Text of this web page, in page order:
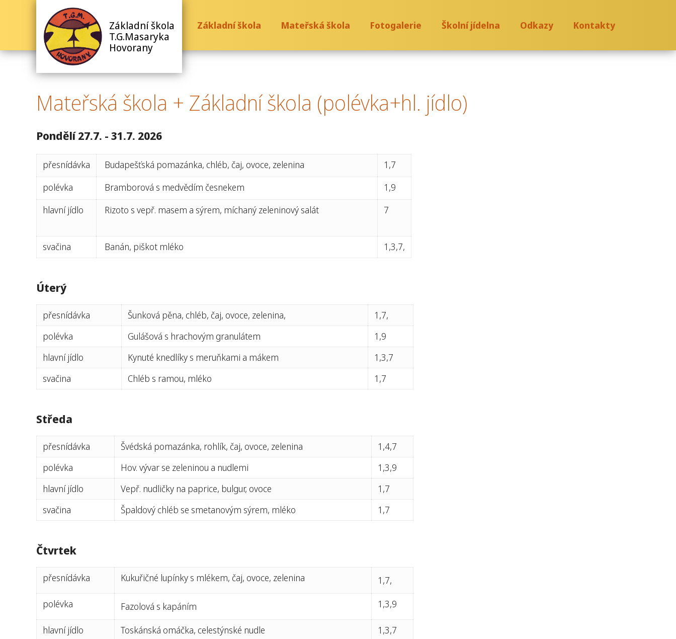
Základní škola
T.G.Masaryka
Hovorany
Základní škola Mateřská škola Fotogalerie Školní jídelna Odkazy Kontakty
Mateřská škola + Základní škola (polévka+hl. jídlo)
Pondělí 27.7. - 31.7. 2026
přesnídávka Budapešťská pomazánka, chléb, čaj, ovoce, zelenina
1,7
polévka
Bramborová s medvědím česnekem
1,9
hlavní jídlo
Rizoto s vepř. masem a sýrem, míchaný zeleninový salát 7
svačina Banán, piškot mléko 1,3,7,
Úterý
přesnídávka Šunková pěna, chléb, čaj, ovoce, zelenina,
1,7,
polévka
Gulášová s hrachovým granulátem
1,9
hlavní jídlo
Kynuté knedlíky s meruňkami a mákem
1,3,7
svačina
Chléb s ramou, mléko 1,7
Středa
přesnídávka Švédská pomazánka, rohlík, čaj, ovoce, zelenina
1,4,7
polévka
Hov. vývar se zeleninou a nudlemi
1,3,9
hlavní jídlo
Vepř. nudličky na paprice, bulgur, ovoce
1,7
svačina
Špaldový chléb se smetanovým sýrem, mléko 1,7
Čtvrtek
přesnídávka Kukuřičné lupínky s mlékem, čaj, ovoce, zelenina
1,7,
polévka
Fazolová s kapáním 1,3,9
hlavní jídlo Toskánská omáčka, celestýnské nudle
1,3,7